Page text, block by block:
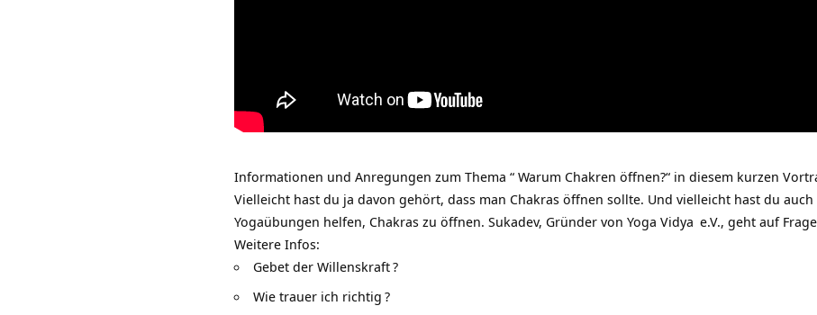
Informationen und Anregungen zum Thema “ Warum Chakren öffnen?“ in diesem kurzen
Vielleicht hast du ja davon gehört, dass man Chakras öffnen sollte. Und vielleicht hast du
Yogaübungen helfen, Chakras zu öffnen. Sukadev, Gründer von Yoga Vidya e.V., geht auf
Weitere Infos:
Gebet der Willenskraft?
Wie trauer ich richtig ?